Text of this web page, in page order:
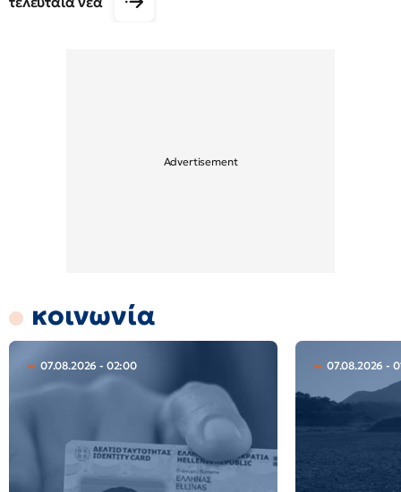
κοινωνία
07.08.2026 - 02:00 07.08.2026 -